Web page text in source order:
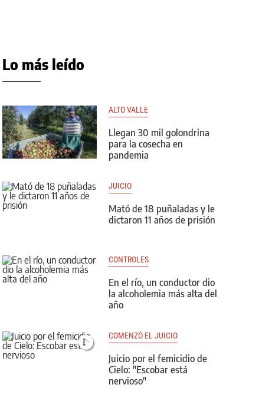
Lo más leído
ALTO VALLE
Llegan 30 mil golondrina
para la cosecha en
pandemia
JUICIO
Mató de 18 puñaladas y le
dictaron 11 años de prisión
CONTROLES
En el río, un conductor dio
la alcoholemia más alta del
año
COMENZÓ EL JUICIO
Juicio por el femicidio de
Cielo: "Escobar está
nervioso"